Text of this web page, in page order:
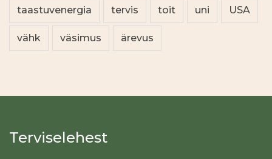
taastuvenergia tervis toit uni USA
vähk väsimus ärevus
Terviselehest